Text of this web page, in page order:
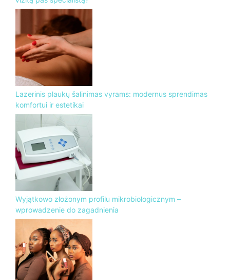
Lazerinis plaukų šalinimas vyrams: modernus sprendimas
komfortui ir estetikai
Wyjątkowo złożonym profilu mikrobiologicznym –
wprowadzenie do zagadnienia